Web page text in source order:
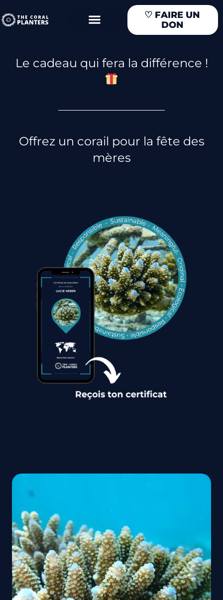
au
contenu
♡ FAIRE UN
DON
Le cadeau qui fera la différence !
Offrez un corail pour la fête des
mères